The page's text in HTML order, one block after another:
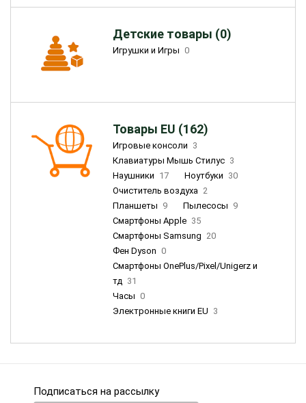
Детские товары (0)
Игрушки и Игры 0
Товары EU (162)
Игровые консоли 3
Клавиатуры Мышь Стилус 3
Наушники 17 Ноутбуки 30
Очиститель воздуха 2
Планшеты 9 Пылесосы 9
Смартфоны Apple 35
Смартфоны Samsung 20
Фен Dyson 0
Смартфоны OnePlus/Pixel/Unigerz и
тд 31
Часы 0
Электронные книги EU 3
Подписаться на рассылку